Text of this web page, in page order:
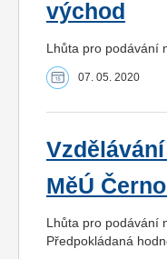
východ
Lhůta pro podávání
07. 05. 2020
MěÚ
Lhůta pro podávání
Předpokládaná